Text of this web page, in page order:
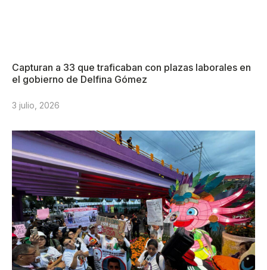
Capturan a 33 que traficaban con plazas laborales en
el gobierno de Delfina Gómez
3 julio, 2026